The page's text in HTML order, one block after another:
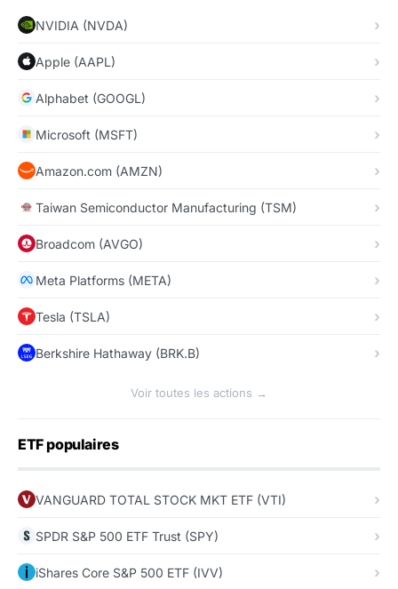
NVIDIA (NVDA)
Apple (AAPL)
Alphabet (GOOGL)
Microsoft (MSFT)
Amazon.com (AMZN)
Taiwan Semiconductor Manufacturing (TSM)
Broadcom (AVGO)
Meta Platforms (META)
Tesla (TSLA)
Berkshire Hathaway (BRK.B)
Voir toutes les actions →
ETF populaires
VANGUARD TOTAL STOCK MKT ETF (VTI)
SPDR S&P 500 ETF Trust (SPY)
iShares Core S&P 500 ETF (IVV)